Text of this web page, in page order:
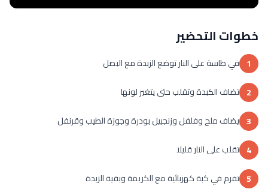
خطوات التحضير
1 في طاسة على النار توضع الزبدة مع البصل
2 تضاف الكبدة وتقلب حتى يتغير لونها
3 يضاف ملح وفلفل وزنجبيل بودرة وجوزة الطيب وقرنفل
4 تقلب على النار قليلا
5 تفرم في كبة كهربائية مع الكريمة وبقية الزبدة